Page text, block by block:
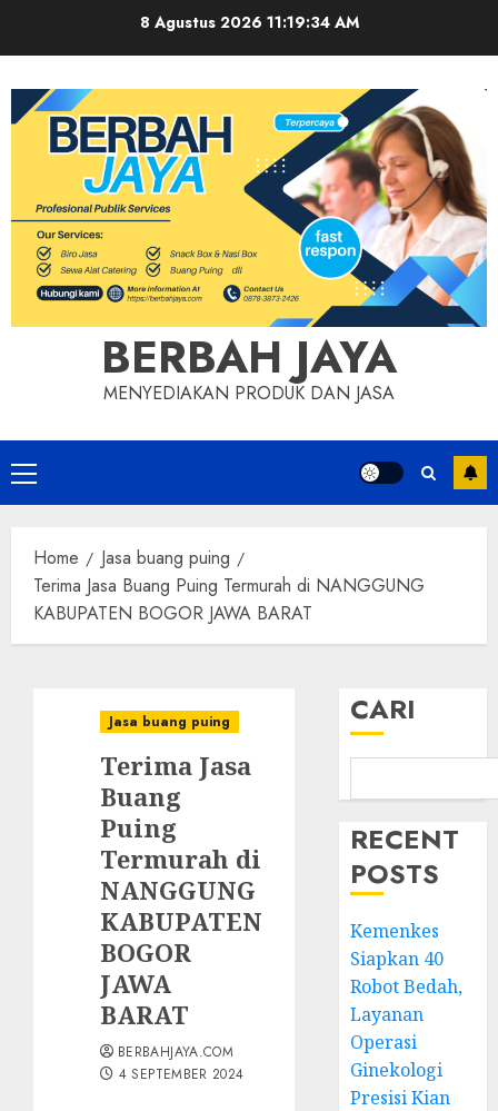
8 Agustus 2026 11:19:34 AM
BERBAH JAYA
MENYEDIAKAN PRODUK DAN JASA
Primary
Menu
Home
Jasa buang puing
Terima Jasa Buang Puing Termurah di NANGGUNG
KABUPATEN BOGOR JAWA BARAT
Jasa buang puing
Terima Jasa
Buang
Puing
Termurah di
NANGGUNG
KABUPATEN
BOGOR
JAWA
BARAT
BERBAHJAYA.COM
4 SEPTEMBER 2024
CARI
RECENT
POSTS
Kemenkes
Siapkan 40
Robot Bedah,
Layanan
Operasi
Ginekologi
Presisi Kian